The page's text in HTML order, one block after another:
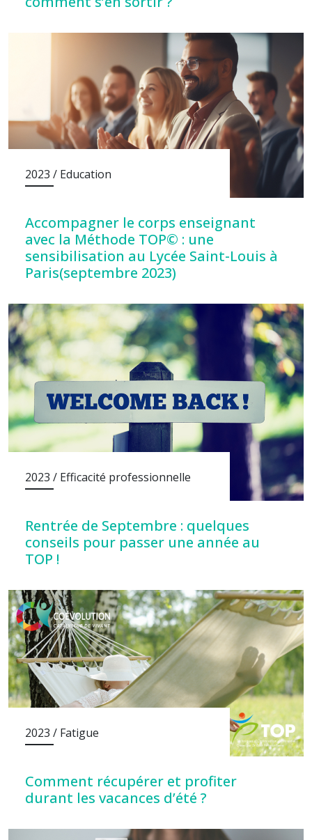
2023 / Education
Accompagner le corps enseignant
avec la Méthode TOP© : une
sensibilisation au Lycée Saint-Louis à
Paris(septembre 2023)
2023 / Efficacité professionnelle
Rentrée de Septembre : quelques
conseils pour passer une année au
TOP !
2023 / Fatigue
Comment récupérer et profiter
durant les vacances d’été ?